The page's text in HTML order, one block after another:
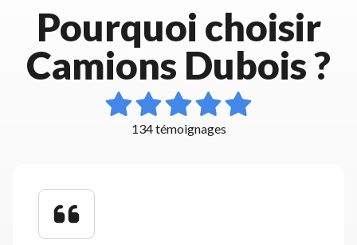
Pourquoi choisir
Camions Dubois ?
134 témoignages